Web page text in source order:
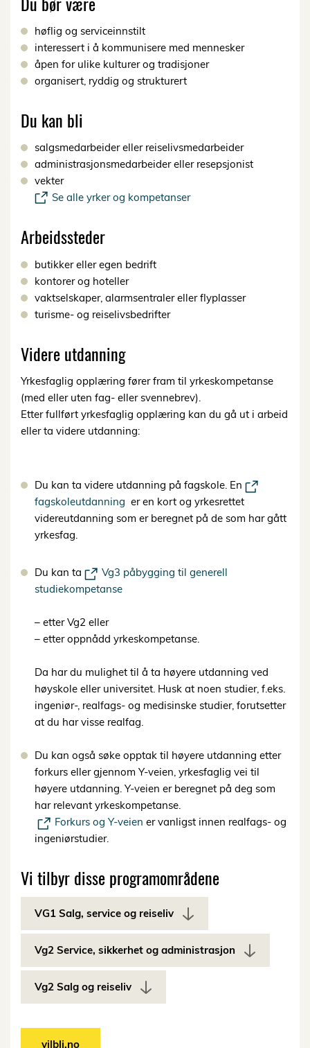
høflig og serviceinnstilt
interessert i å kommunisere med mennesker
åpen for ulike kulturer og tradisjoner
organisert, ryddig og strukturert
Du kan bli
salgsmedarbeider eller reiselivsmedarbeider
administrasjonsmedarbeider eller resepsjonist
vekter
Se alle yrker og kompetanser
Arbeidssteder
butikker eller egen bedrift
kontorer og hoteller
vaktselskaper, alarmsentraler eller flyplasser
turisme- og reiselivsbedrifter
Videre utdanning
Yrkesfaglig opplæring fører fram til yrkeskompetanse
(med eller uten fag- eller svennebrev).
Etter fullført yrkesfaglig opplæring kan du gå ut i arbeid
eller ta videre utdanning:
Du kan ta videre utdanning på fagskole. En
fagskoleutdanning er en kort og yrkesrettet
videreutdanning som er beregnet på de som har gått
yrkesfag.
Du kan ta
Vg3 påbygging til generell
studiekompetanse
– etter Vg2 eller
– etter oppnådd yrkeskompetanse.
Da har du mulighet til å ta høyere utdanning ved
høyskole eller universitet. Husk at noen studier, f.eks.
ingeniør-, realfags- og medisinske studier, forutsetter
at du har visse realfag.
Du kan også søke opptak til høyere utdanning etter
forkurs eller gjennom Y-veien, yrkesfaglig vei til
høyere utdanning. Y-veien er beregnet på deg som
har relevant yrkeskompetanse.
Forkurs og Y-veien er vanligst innen realfags- og
ingeniørstudier.
Vi tilbyr disse programområdene
VG1 Salg, service og reiseliv
Vg2 Service, sikkerhet og administrasjon
Vg2 Salg og reiseliv
vilbli.no